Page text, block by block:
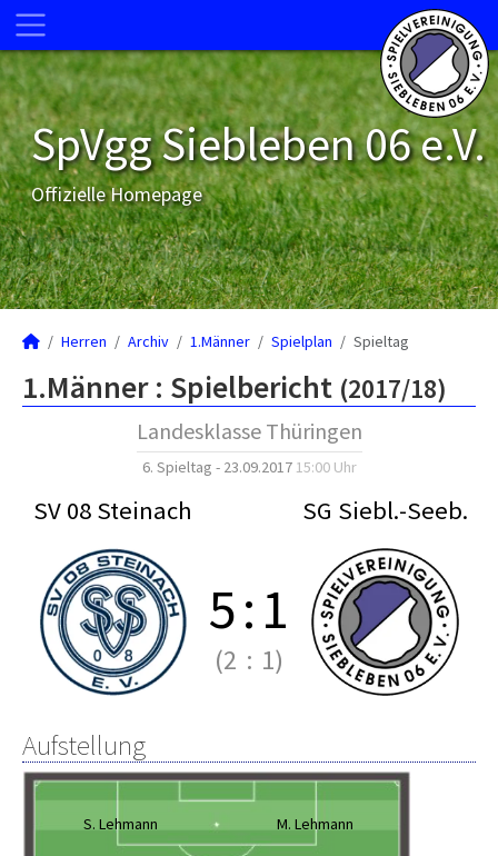
SpVgg Siebleben 06 e.V.
Offizielle Homepage
Herren Archiv 1.Männer Spielplan Spieltag
1.Männer : Spielbericht (2017/18)
Landesklasse Thüringen
6. Spieltag - 23.09.2017 15:00 Uhr
SV 08 Steinach SG Siebl.-Seeb.
5:1
(2 : 1)
Aufstellung
S. Lehmann M. Lehmann